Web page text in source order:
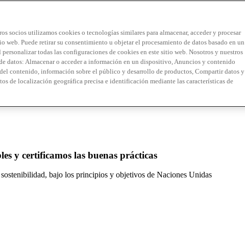
y certificamos las buenas prácticas
bajo los principios y objetivos de Naciones Unidas
socios utilizamos cookies o tecnologías similares para almacenar, acceder y procesar
web. Puede retirar su consentimiento u objetar el procesamiento de datos basado en un
todas las configuraciones de cookies en este sitio web. Nosotros y nuestros
datos: Almacenar o acceder a información en un dispositivo, Anuncios y contenido
contenido, información sobre el público y desarrollo de productos, Compartir datos y
de localización geográfica precisa e identificación mediante las características de